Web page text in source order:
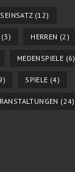
(12)
(3) HERREN (2)
MEDENSPIELE (6)
SPIELE (4)
(24)